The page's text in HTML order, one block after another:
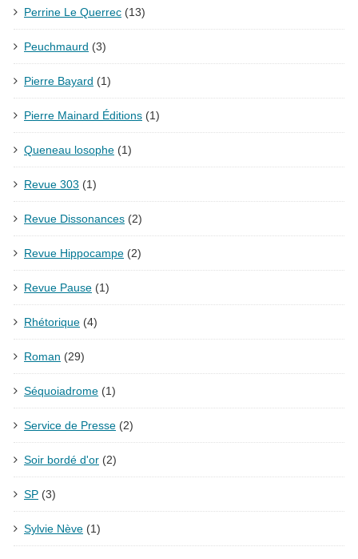
Perrine Le Querrec (13)
Peuchmaurd (3)
Pierre Bayard (1)
Pierre Mainard Éditions (1)
Queneau losophe (1)
Revue 303 (1)
Revue Dissonances (2)
Revue Hippocampe (2)
Revue Pause (1)
Rhétorique (4)
Roman (29)
Séquoiadrome (1)
Service de Presse (2)
Soir bordé d'or (2)
SP (3)
Sylvie Nève (1)